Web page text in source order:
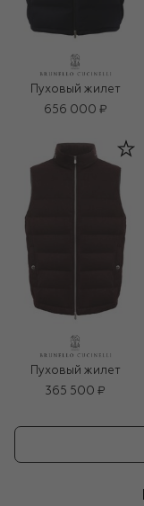
Пуховый жилет
656 000 ₽
Пуховый жилет
365 500 ₽